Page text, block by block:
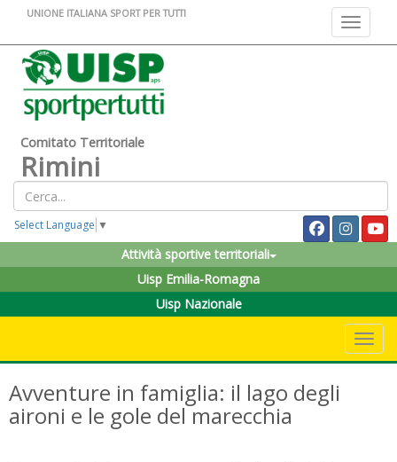
Toggle
UNIONE ITALIANA SPORT PER TUTTI
Comitato Territoriale
Rimini
Select Language ▼
Attività sportive territoriali
Uisp Emilia-Romagna
Uisp Nazionale
Avventure in famiglia: il lago degli
aironi e le gole del marecchia